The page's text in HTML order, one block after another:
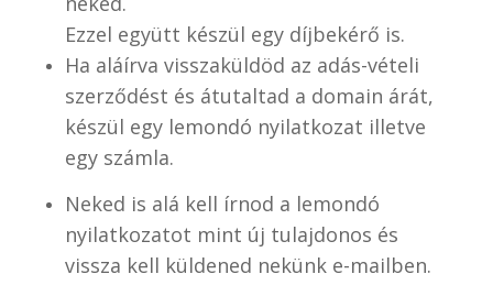
Ezzel együtt készül egy díjbekérő is.
Ha aláírva visszaküldöd az adás-vételi
szerződést és átutaltad a domain árát,
készül egy lemondó nyilatkozat illetve
egy számla.
Neked is alá kell írnod a lemondó
nyilatkozatot mint új tulajdonos és
vissza kell küldened nekünk e-mailben.